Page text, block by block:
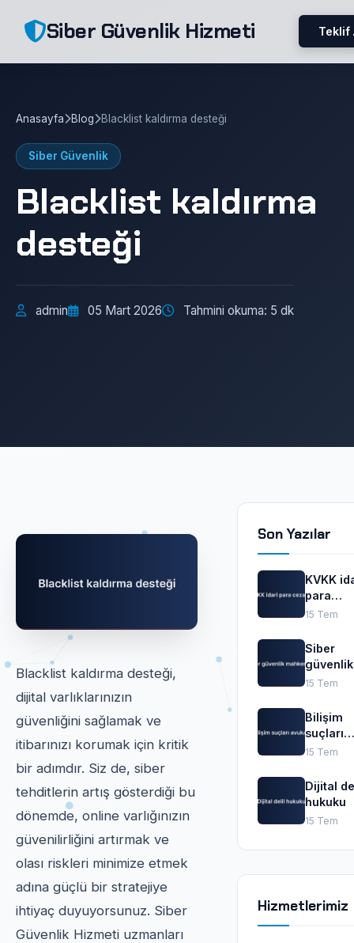
Siber Güvenlik Hizmeti Teklif
Anasayfa Blog Blacklist kaldırma desteği
Siber Güvenlik
Blacklist kaldırma
desteği
admin 05 Mart 2026 Tahmini okuma: 5 dk
Blacklist kaldırma desteği,
dijital varlıklarınızın
güvenliğini sağlamak ve
itibarınızı korumak için kritik
bir adımdır. Siz de, siber
tehditlerin artış gösterdiği bu
dönemde, online varlığınızın
güvenilirliğini artırmak ve
olası riskleri minimize etmek
adına güçlü bir stratejiye
ihtiyaç duyuyorsunuz. Siber
Güvenlik Hizmeti uzmanları
Son Yazılar
KVKK
para
cezaları
15 Tem
Siber
güvenlik
15 Tem
Bilişim
suçları
avukatı
15 Tem
Dijital
hukuku
15 Tem
Hizmetlerimiz